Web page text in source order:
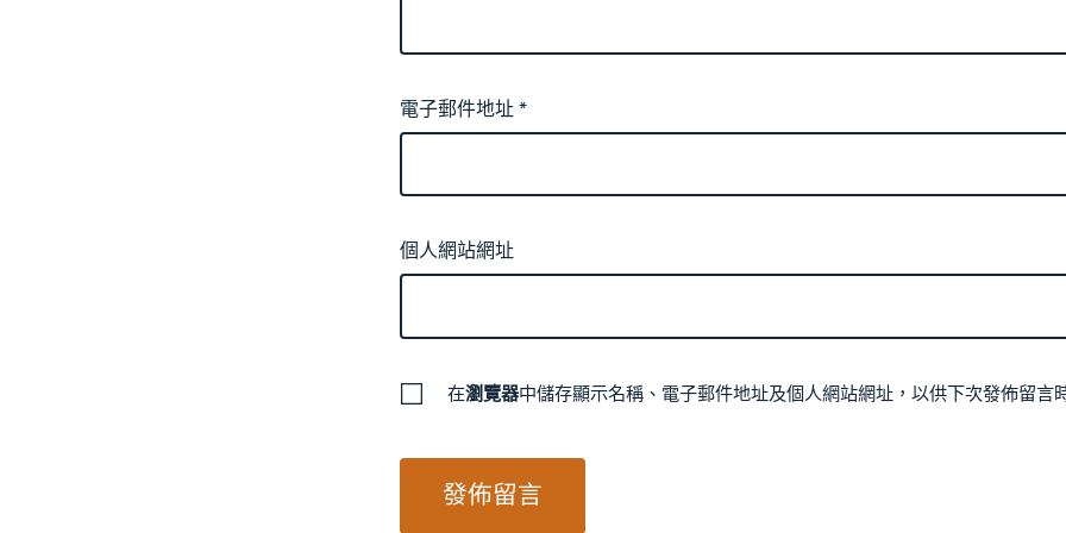
電子郵件地址*
個人網站網址
在瀏覽器中儲存顯示名稱、電子郵件地址及個人網站網址，以供下次發佈留言